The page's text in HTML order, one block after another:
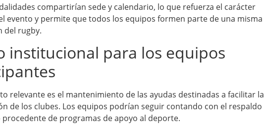
compartirían sede y calendario, lo que refuerza el carácter
evento y permite que todos los equipos formen parte de una misma
del rugby.
institucional para los equipos
relevante es el mantenimiento de las ayudas destinadas a facilitar la
de los clubes. Los equipos podrían seguir contando con el respaldo
procedente de programas de apoyo al deporte.